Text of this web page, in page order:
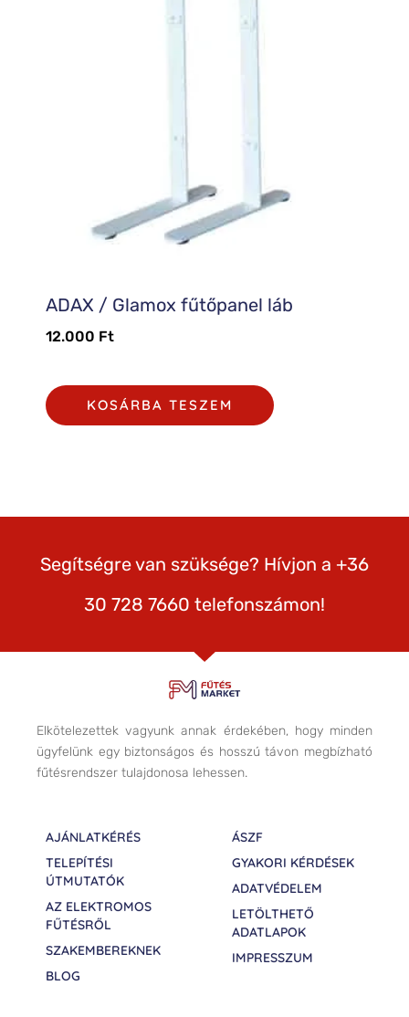
ADAX / Glamox fűtőpanel láb
12.000 Ft
KOSÁRBA TESZEM
Segítségre van szüksége? Hívjon a +36
30 728 7660 telefonszámon!
Elkötelezettek vagyunk annak érdekében, hogy minden
ügyfelünk egy biztonságos és hosszú távon megbízható
fűtésrendszer tulajdonosa lehessen.
AJÁNLATKÉRÉS
TELEPÍTÉSI
ÚTMUTATÓK
AZ ELEKTROMOS
FŰTÉSRŐL
SZAKEMBEREKNEK
BLOG
ÁSZF
GYAKORI KÉRDÉSEK
ADATVÉDELEM
LETÖLTHETŐ
ADATLAPOK
IMPRESSZUM